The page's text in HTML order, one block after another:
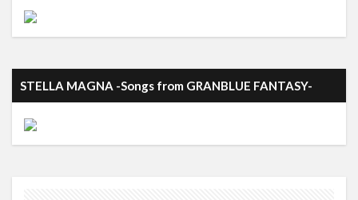
STELLA MAGNA -Songs from GRANBLUE FANTASY-